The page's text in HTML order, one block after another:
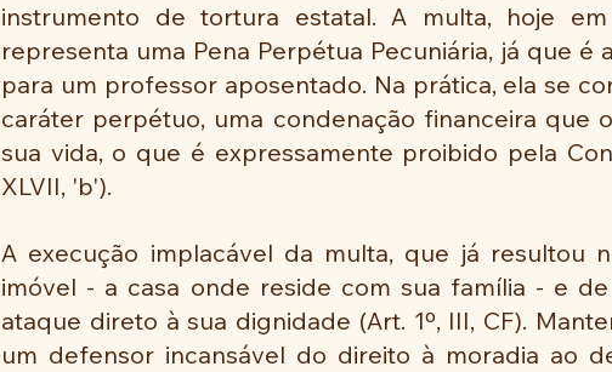
instrumento de tortura estatal. A multa, hoje
representa uma Pena Perpétua Pecuniária, já que é
para um professor aposentado. Na prática, ela se
caráter perpétuo, uma condenação financeira que
sua vida, o que é expressamente proibido pela
XLVII, 'b').
A execução implacável da multa, que já resultou
imóvel - a casa onde reside com sua família - e
ataque direto à sua dignidade (Art. 1º, III, CF).
um defensor incansável do direito à moradia ao